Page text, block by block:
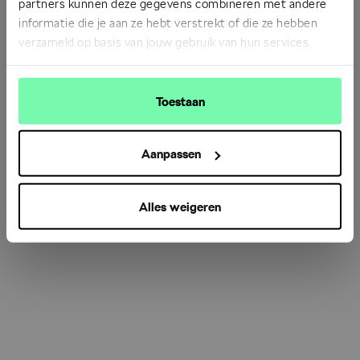
partners kunnen deze gegevens combineren met andere
informatie die je aan ze hebt verstrekt of die ze hebben
verzameld op basis van jouw gebruik van hun services.
Toestaan
Aanpassen
Alles weigeren